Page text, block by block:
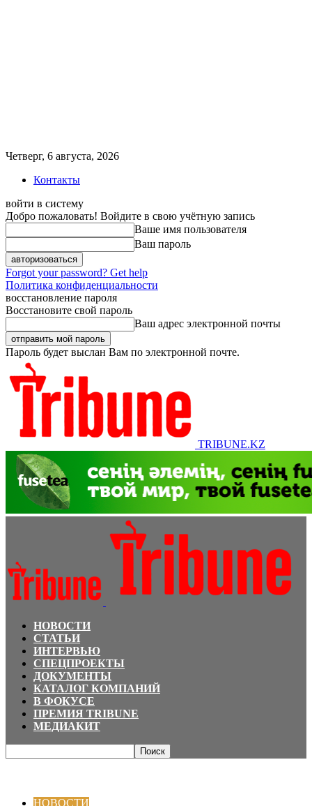
Четверг, 6 августа, 2026
Контакты
войти в систему
Добро пожаловать! Войдите в свою учётную запись
Ваше имя пользователя
Ваш пароль
Forgot your password? Get help
Политика конфиденциальности
восстановление пароля
Восстановите свой пароль
Ваш адрес электронной почты
Пароль будет выслан Вам по электронной почте.
TRIBUNE.KZ
НОВОСТИ
СТАТЬИ
ИНТЕРВЬЮ
СПЕЦПРОЕКТЫ
ДОКУМЕНТЫ
КАТАЛОГ КОМПАНИЙ
В ФОКУСЕ
ПРЕМИЯ TRIBUNE
МЕДИАКИТ
НОВОСТИ